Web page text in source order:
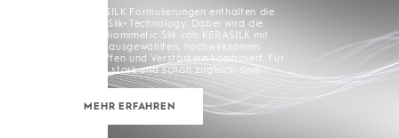
Alle KERASILK Formulierungen enthalten die
KERASILK Silk+ Technology. Dabei wird die
exklusive Biomimetic Silk von KERASILK mit
sorgfältig ausgewählten, hochwirksamen
Inhaltsstoffen und Verstärkern kombiniert. Für
Haare, die stark und schön zugleich sind.
MEHR ERFAHREN